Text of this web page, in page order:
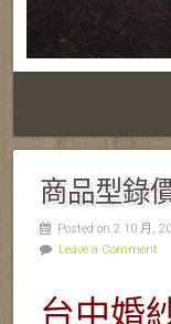
商品型錄
Posted on 2 10 月,
Leave a Comment
台中婚